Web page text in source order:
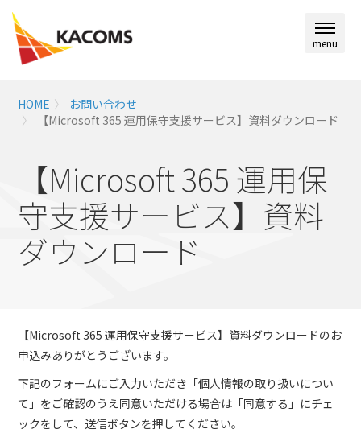
menu
HOME
お問い合わせ
【Microsoft 365 運用保守支援サービス】資料ダウンロード
【Microsoft 365 運用保
守支援サービス】資料
ダウンロード
【Microsoft 365 運用保守支援サービス​】資料ダウンロードのお
申込みありがとうございます。
下記のフォームにご入力いただき「個人情報の取り扱いについ
て」をご確認のうえ同意いただける場合は「同意する」にチェ
ックをして、送信ボタンを押してください。